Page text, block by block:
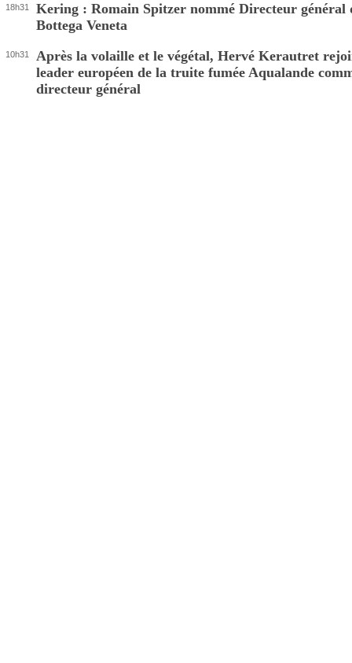
18h31
Kering : Romain Spitzer nommé Directeur général
Bottega Veneta
10h31
Après la volaille et le végétal, Hervé Kerautret
leader européen de la truite fumée Aqualande
directeur général